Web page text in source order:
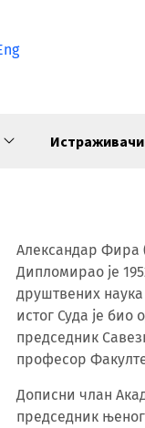
Истраживачи
Александар Фира
Дипломирао је
друштвених наука
истог Суда је био
председник
професор
Дописни члан
председник